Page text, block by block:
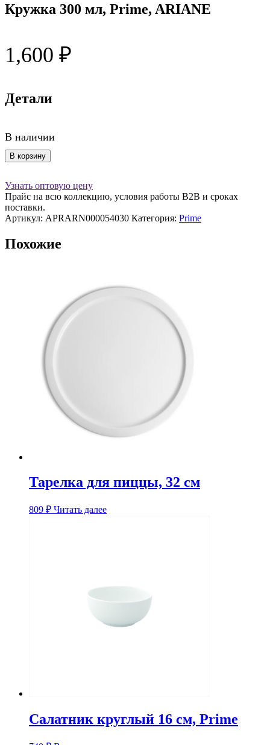
Кружка 300 мл, Prime, ARIANE
1,600 ₽
Детали
В наличии
Количество
товара
300
мл,
Prime,
ARIANE
В корзину
Узнать оптовую цену
Прайс на всю коллекцию, условия работы В2В и сроках
поставки.
Артикул: APRARN000054030 Категория: Prime
Похожие
Тарелка для пиццы, 32 см
809 ₽ Читать далее
Салатник круглый 16 см, Prime